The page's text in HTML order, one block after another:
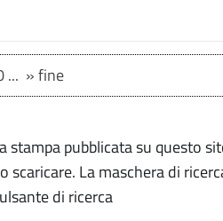
... »fine
stampa pubblicata su questo
La maschera di
di ricerca